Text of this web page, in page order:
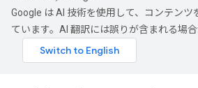
Google は AI 技術を使用して、コンテンツ
ています。AI 翻訳には誤りが含まれる場合